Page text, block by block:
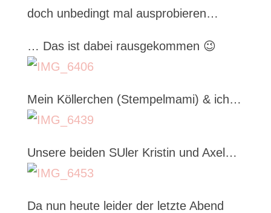
doch unbedingt mal ausprobieren…
… Das ist dabei rausgekommen 😉
Mein Köllerchen (Stempelmami) & ich…
Unsere beiden SUler Kristin und Axel…
Da nun heute leider der letzte Abend